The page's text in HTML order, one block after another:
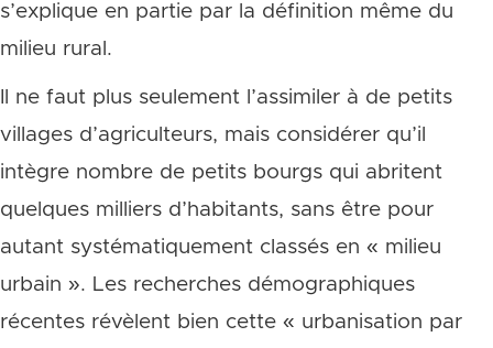
s’explique en partie par la définition même du
milieu rural.
Il ne faut plus seulement l’assimiler à de petits
villages d’agriculteurs, mais considérer qu’il
intègre nombre de petits bourgs qui abritent
quelques milliers d’habitants, sans être pour
autant systématiquement classés en « milieu
urbain ». Les recherches démographiques
récentes révèlent bien cette « urbanisation par